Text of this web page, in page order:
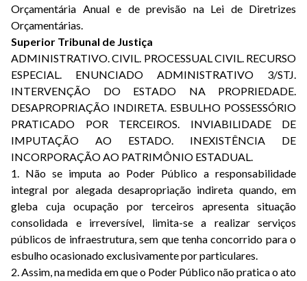
Orçamentária Anual e de previsão na Lei de Diretrizes
Orçamentárias.
Superior Tribunal de Justiça
ADMINISTRATIVO. CIVIL. PROCESSUAL CIVIL. RECURSO
ESPECIAL. ENUNCIADO ADMINISTRATIVO 3/STJ.
INTERVENÇÃO DO ESTADO NA PROPRIEDADE.
DESAPROPRIAÇÃO INDIRETA. ESBULHO POSSESSÓRIO
PRATICADO POR TERCEIROS. INVIABILIDADE DE
IMPUTAÇÃO AO ESTADO. INEXISTÊNCIA DE
INCORPORAÇÃO AO PATRIMÔNIO ESTADUAL.
1. Não se imputa ao Poder Público a responsabilidade
integral por alegada desapropriação indireta quando, em
gleba cuja ocupação por terceiros apresenta situação
consolidada e irreversível, limita-se a realizar serviços
públicos de infraestrutura, sem que tenha concorrido para o
esbulho ocasionado exclusivamente por particulares.
2. Assim, na medida em que o Poder Público não pratica o ato